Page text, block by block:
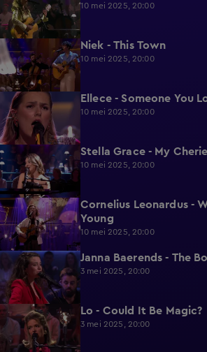
10 mei 2025, 20:00
1:39 Niek - This Town
10 mei 2025, 20:00
1:29 Ellece - Someone You
10 mei 2025, 20:00
1:47 Stella Grace - My
10 mei 2025, 20:00
1:50
Cornelius Leonardus -
Young
10 mei 2025, 20:00
1:53 Janna Baerends - The
3 mei 2025, 20:00
2:00 Lo - Could It Be Magic?
3 mei 2025, 20:00